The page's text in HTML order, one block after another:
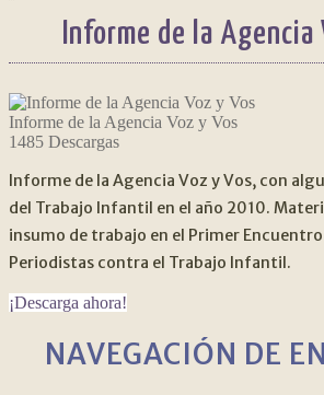
Informe de la Agencia
Informe de la Agencia Voz y Vos
1485 Descargas
Informe de la Agencia Voz y Vos, con
del Trabajo Infantil en el año 2010.
insumo de trabajo en el Primer
Periodistas contra el Trabajo Infantil.
¡Descarga ahora!
NAVEGACIÓN DE